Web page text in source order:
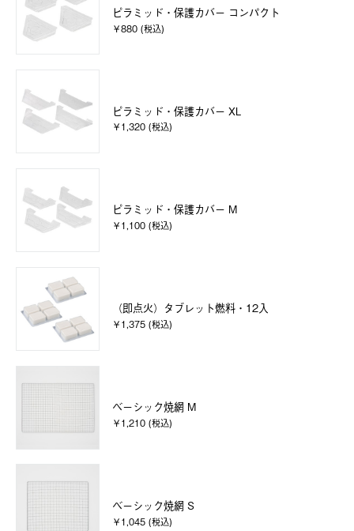
ピラミッド・保護カバー コンパクト
￥880 (税込)
ピラミッド・保護カバー XL
￥1,320 (税込)
ピラミッド・保護カバー M
￥1,100 (税込)
（即点火）タブレット燃料・12入
￥1,375 (税込)
ベーシック焼網 M
￥1,210 (税込)
ベーシック焼網 S
￥1,045 (税込)